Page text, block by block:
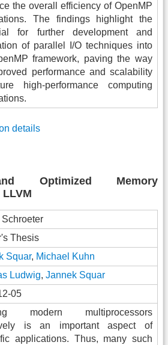
the overall efficiency of OpenMP
The findings highlight the
for further development and
of parallel I/O techniques into
framework, paving the way
performance and scalability
high-performance computing
details
Optimized Memory
Thesis
Squar, Michael Kuhn
Ludwig, Jannek Squar
05
modern multiprocessors
is an important aspect of
applications. Thus, many such